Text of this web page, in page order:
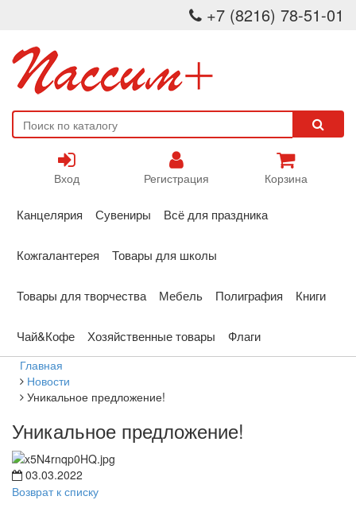
+7 (8216) 78-51-01
Вход Регистрация Корзина
Канцелярия Сувениры Всё для праздника
Кожгалантерея Товары для школы
Товары для творчества Мебель Полиграфия Книги
Чай&Кофе Хозяйственные товары Флаги
Главная
Новости
Уникальное предложение!
Уникальное предложение!
03.03.2022
Возврат к списку